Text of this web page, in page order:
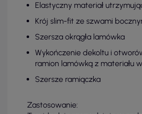
Elastyczny materiał
Krój slim-fit ze szwami
Szersza okrągła lamówka
Wykończenie dekoltu i
ramion lamówką z materiału
Szersze ramiączka
Zastosowanie: